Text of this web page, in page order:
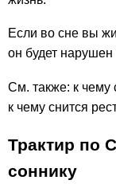
Если во сне вы
он будет
См. также: к чему
к чему снится
Трактир по
соннику